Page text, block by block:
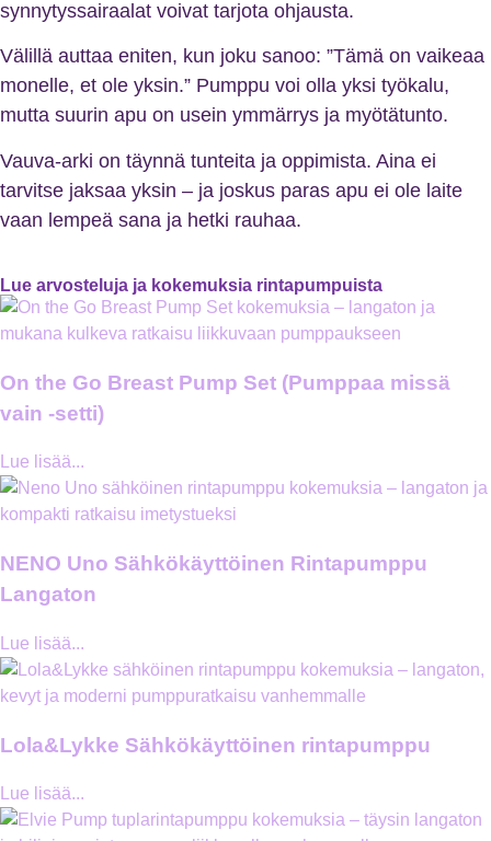
synnytyssairaalat voivat tarjota ohjausta.
Välillä auttaa eniten, kun joku sanoo: ”Tämä on vaikeaa
monelle, et ole yksin.” Pumppu voi olla yksi työkalu,
mutta suurin apu on usein ymmärrys ja myötätunto.
Vauva-arki on täynnä tunteita ja oppimista. Aina ei
tarvitse jaksaa yksin – ja joskus paras apu ei ole laite
vaan lempeä sana ja hetki rauhaa.
Lue arvosteluja ja kokemuksia rintapumpuista
On the Go Breast Pump Set (Pumppaa missä
vain -setti)
Lue lisää...
NENO Uno Sähkökäyttöinen Rintapumppu
Langaton
Lue lisää...
Lola&Lykke Sähkökäyttöinen rintapumppu
Lue lisää...